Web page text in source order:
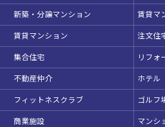
新築・分譲マンション
賃貸マ
賃貸マンション
注文住
集合住宅
リフォ
不動産仲介
ホテル
フィットネスクラブ
ゴルフ
商業施設
マンシ
WEBからのお問合せ
お問合せフォーム
ベルサール東京汐留コンファレ
ベルサール三田ガーデン
東京ガーデンシアター
ベルサール有明コンファレンス
日時
日付／開始・終了時間から選ぶ
時間単位で選ぶ